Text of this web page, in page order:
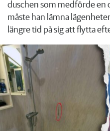
duschen som medförde en
måste han lämna
längre tid på sig att flytta